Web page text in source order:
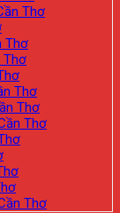
Thơ
Thơ
Thơ
Thơ
Thơ
Thơ
Thơ